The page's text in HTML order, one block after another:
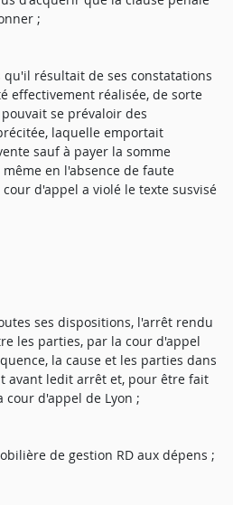
;
résultait de ses constatations
effectivement réalisée, de sorte
se prévaloir des
laquelle emportait
sauf à payer la somme
en l'absence de faute
d'appel a violé le texte susvisé
ses dispositions, l'arrêt rendu
les parties, par la cour d'appel
la cause et les parties dans
avant ledit arrêt et, pour être fait
d'appel de Lyon ;
de gestion RD aux dépens ;